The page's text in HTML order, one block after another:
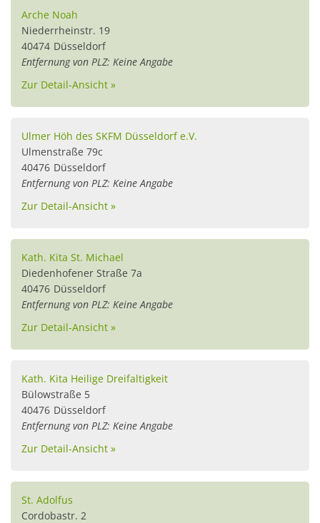
Arche Noah
Niederrheinstr. 19
40474 Düsseldorf
Entfernung von PLZ: Keine Angabe
Zur Detail-Ansicht »
Ulmer Höh des SKFM Düsseldorf e.V.
Ulmenstraße 79c
40476 Düsseldorf
Entfernung von PLZ: Keine Angabe
Zur Detail-Ansicht »
Kath. Kita St. Michael
Diedenhofener Straße 7a
40476 Düsseldorf
Entfernung von PLZ: Keine Angabe
Zur Detail-Ansicht »
Kath. Kita Heilige Dreifaltigkeit
Bülowstraße 5
40476 Düsseldorf
Entfernung von PLZ: Keine Angabe
Zur Detail-Ansicht »
St. Adolfus
Cordobastr. 2